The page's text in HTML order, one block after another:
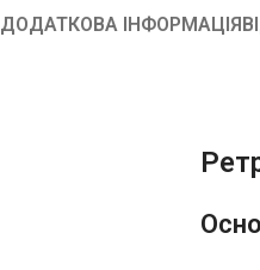
ДОДАТКОВА ІНФОРМАЦІЯ